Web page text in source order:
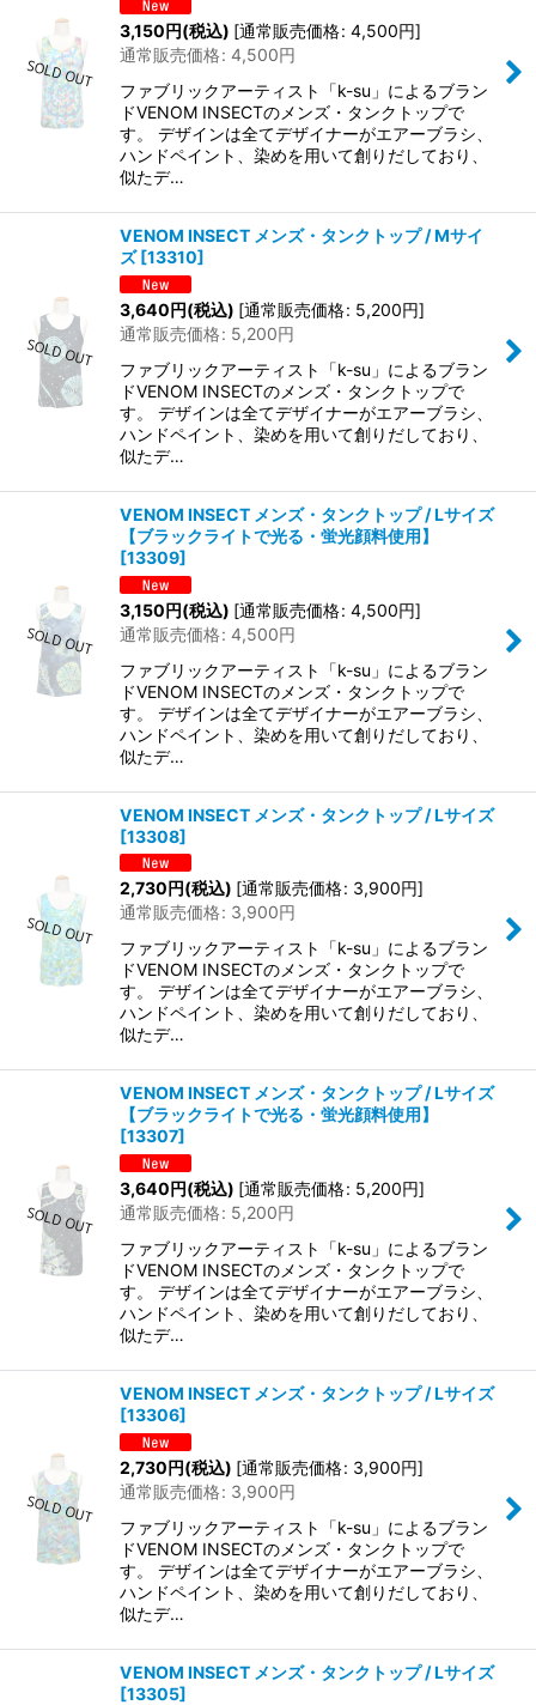
3,150円(税込) [通常販売価格: 4,500円]
通常販売価格: 4,500円
ファブリックアーティスト「k-su」によるブラン
ドVENOM INSECTのメンズ・タンクトップで
す。 デザインは全てデザイナーがエアーブラシ、
ハンドペイント、染めを用いて創りだしており、
似たデ…
VENOM INSECT メンズ・タンクトップ / Mサイ
ズ [13310]
3,640円(税込) [通常販売価格: 5,200円]
通常販売価格: 5,200円
ファブリックアーティスト「k-su」によるブラン
ドVENOM INSECTのメンズ・タンクトップで
す。 デザインは全てデザイナーがエアーブラシ、
ハンドペイント、染めを用いて創りだしており、
似たデ…
VENOM INSECT メンズ・タンクトップ / Lサイズ
【ブラックライトで光る・蛍光顔料使用】
[13309]
3,150円(税込) [通常販売価格: 4,500円]
通常販売価格: 4,500円
ファブリックアーティスト「k-su」によるブラン
ドVENOM INSECTのメンズ・タンクトップで
す。 デザインは全てデザイナーがエアーブラシ、
ハンドペイント、染めを用いて創りだしており、
似たデ…
VENOM INSECT メンズ・タンクトップ / Lサイズ
[13308]
2,730円(税込) [通常販売価格: 3,900円]
通常販売価格: 3,900円
ファブリックアーティスト「k-su」によるブラン
ドVENOM INSECTのメンズ・タンクトップで
す。 デザインは全てデザイナーがエアーブラシ、
ハンドペイント、染めを用いて創りだしており、
似たデ…
VENOM INSECT メンズ・タンクトップ / Lサイズ
【ブラックライトで光る・蛍光顔料使用】
[13307]
3,640円(税込) [通常販売価格: 5,200円]
通常販売価格: 5,200円
ファブリックアーティスト「k-su」によるブラン
ドVENOM INSECTのメンズ・タンクトップで
す。 デザインは全てデザイナーがエアーブラシ、
ハンドペイント、染めを用いて創りだしており、
似たデ…
VENOM INSECT メンズ・タンクトップ / Lサイズ
[13306]
2,730円(税込) [通常販売価格: 3,900円]
通常販売価格: 3,900円
ファブリックアーティスト「k-su」によるブラン
ドVENOM INSECTのメンズ・タンクトップで
す。 デザインは全てデザイナーがエアーブラシ、
ハンドペイント、染めを用いて創りだしており、
似たデ…
VENOM INSECT メンズ・タンクトップ / Lサイズ
[13305]